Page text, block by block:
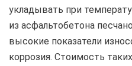
укладывать при
из асфальтобетона
высокие показатели
коррозия. Стоимость